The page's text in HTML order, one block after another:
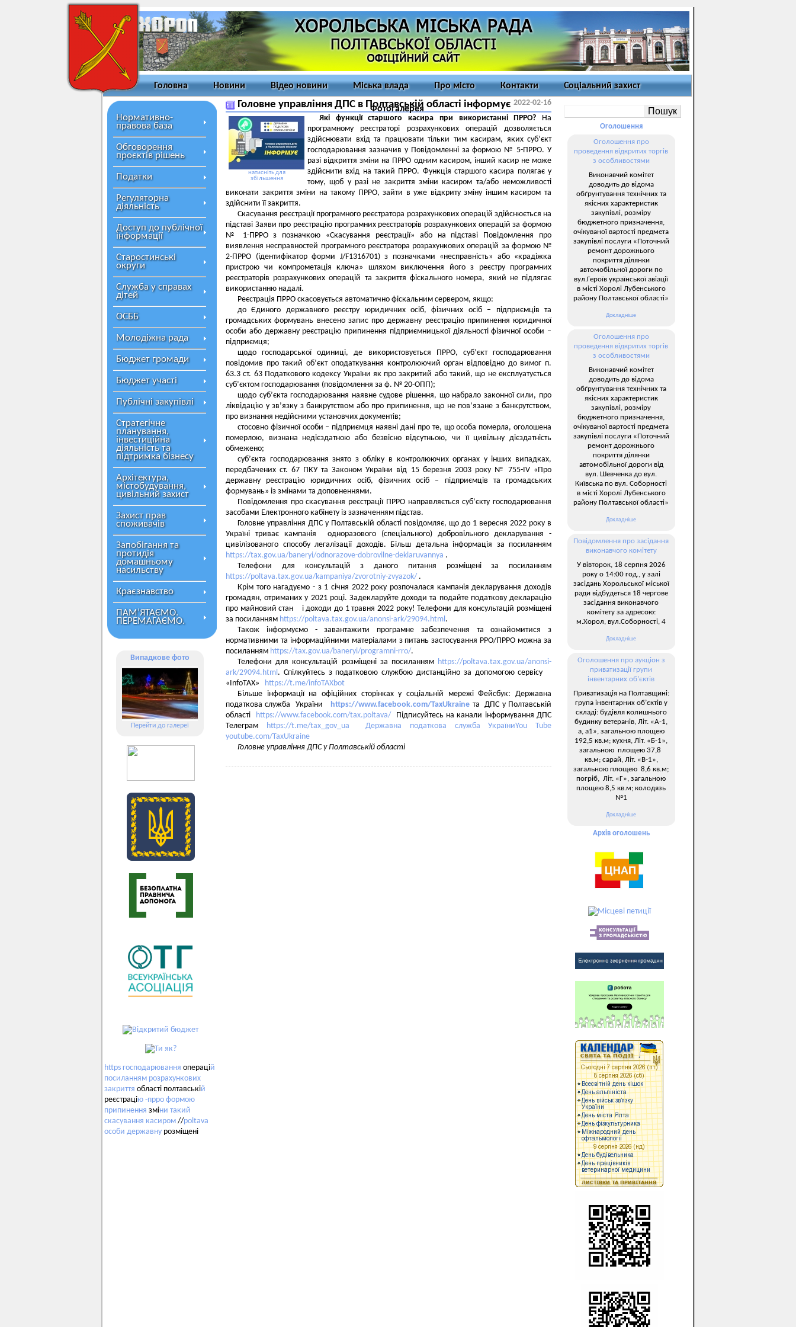
Головна Новини Відео новини Міська влада Про місто Контакти Соціальний захист
Фотогалерея
Нормативно-
правова база
Обговорення
проєктів рішень
Податки
Регуляторна
діяльність
Доступ до публічної
інформації
Старостинські
округи
Служба у справах
дітей
ОСББ
Молодіжна рада
Бюджет громади
Бюджет участі
Публічні закупівлі
Стратегічне
планування,
інвестиційна
діяльність та
підтримка бізнесу
Архітектура,
містобудування,
цивільний захист
Захист прав
споживачів
Запобігання та
протидія
домашньому
насильству
Краєзнавство
ПАМ’ЯТАЄМО.
ПЕРЕМАГАЄМО.
Випадкове фото
Перейти до галереї
https господарювання операцій
посиланням розрахункових
закриття області полтавській
реєстрацію -прро формою
припинення зміни такий
скасування касиром //poltava
особи державну розміщені
Головне управління ДПС в Полтавській області інформує 2022-02-16
натисніть для
збільшення
Які функції старшого касира при використанні ПРРО? На
програмному реєстраторі розрахункових операцій дозволяється
здійснювати вхід та працювати тільки тим касирам, яких суб’єкт
господарювання зазначив у Повідомленні за формою № 5-ПРРО. У
разі відкриття зміни на ПРРО одним касиром, інший касир не може
здійснити вхід на такий ПРРО. Функція старшого касира полягає у
тому, щоб у разі не закриття зміни касиром та/або неможливості
виконати закриття зміни на такому ПРРО, зайти в уже відкриту зміну іншим касиром та
здійснити її закриття.
Скасування реєстрації програмного реєстратора розрахункових операцій здійснюється на
підставі Заяви про реєстрацію програмних реєстраторів розрахункових операцій за формою
№ 1-ПРРО з позначкою «Скасування реєстрації» або на підставі Повідомлення про
виявлення несправностей програмного реєстратора розрахункових операцій за формою №
2-ПРРО (ідентифікатор форми J/F1316701) з позначками «несправність» або «крадіжка
пристрою чи компрометація ключа» шляхом виключення його з реєстру програмних
реєстраторів розрахункових операцій та закриття фіскального номера, який не підлягає
використанню надалі.
Реєстрація ПРРО скасовується автоматично фіскальним сервером, якщо:
до Єдиного державного реєстру юридичних осіб, фізичних осіб – підприємців та
громадських формувань внесено запис про державну реєстрацію припинення юридичної
особи або державну реєстрацію припинення підприємницької діяльності фізичної особи –
підприємця;
щодо господарської одиниці, де використовується ПРРО, суб’єкт господарювання
повідомив про такий об’єкт оподаткування контролюючий орган відповідно до вимог п.
63.3 ст. 63 Податкового кодексу України як про закритий або такий, що не експлуатується
суб’єктом господарювання (повідомлення за ф. № 20-ОПП);
щодо суб’єкта господарювання наявне судове рішення, що набрало законної сили, про
ліквідацію у зв’язку з банкрутством або про припинення, що не пов’язане з банкрутством,
про визнання недійсними установчих документів;
стосовно фізичної особи – підприємця наявні дані про те, що особа померла, оголошена
померлою, визнана недієздатною або безвісно відсутньою, чи її цивільну дієздатність
обмежено;
суб’єкта господарювання знято з обліку в контролюючих органах у інших випадках,
передбачених ст. 67 ПКУ та Законом України від 15 березня 2003 року № 755-IV «Про
державну реєстрацію юридичних осіб, фізичних осіб – підприємців та громадських
формувань» із змінами та доповненнями.
Повідомлення про скасування реєстрації ПРРО направляється суб’єкту господарювання
засобами Електронного кабінету із зазначенням підстав.
Головне управління ДПС у Полтавській області повідомляє, що до 1 вересня 2022 року в
Україні триває кампанія одноразового (спеціального) добровільного декларування -
цивілізованого способу легалізації доходів. Більш детальна інформація за посиланням
https://tax.gov.ua/baneryi/odnorazove-dobrovilne-deklaruvannya .
Телефони для консультацій з даного питання розміщені за посиланням
https://poltava.tax.gov.ua/kampaniya/zvorotniy-zvyazok/ .
Крім того нагадуємо - з 1 січня 2022 року розпочалася кампанія декларування доходів
громадян, отриманих у 2021 році. Задекларуйте доходи та подайте податкову декларацію
про майновий стан і доходи до 1 травня 2022 року! Телефони для консультацій розміщені
за посиланням https://poltava.tax.gov.ua/anonsi-ark/29094.html.
Також інформуємо - завантажити програмне забезпечення та ознайомитися з
нормативними та інформаційними матеріалами з питань застосування РРО/ПРРО можна за
посиланням https://tax.gov.ua/baneryi/programni-rro/.
Телефони для консультацій розміщені за посиланням https://poltava.tax.gov.ua/anonsi-
ark/29094.html. Спілкуйтесь з податковою службою дистанційно за допомогою сервісу
«InfoTAX» https://t.me/infoTAXbot
Більше інформації на офіційних сторінках у соціальній мережі Фейсбук: Державна
податкова служба України https://www.facebook.com/TaxUkraine та ДПС у Полтавській
області https://www.facebook.com/tax.poltava/Підписуйтесь на канали інформування ДПС
Телеграм https://t.me/tax_gov_ua
Державна податкова служба УкраїниYou Tube
youtube.com/TaxUkraine
Головне управління ДПС у Полтавській області
Оголошення
Оголошення про
проведення відкритих торгів
з особливостями
Виконавчий комітет
доводить до відома
обґрунтування технічних та
якісних характеристик
закупівлі, розміру
бюджетного призначення,
очікуваної вартості предмета
закупівлі послуги «Поточний
ремонт дорожнього
покриття ділянки
автомобільної дороги по
вул.Героїв української авіації
в місті Хоролі Лубенського
району Полтавської області»
Докладніше
Оголошення про
проведення відкритих торгів
з особливостями
Виконавчий комітет
доводить до відома
обґрунтування технічних та
якісних характеристик
закупівлі, розміру
бюджетного призначення,
очікуваної вартості предмета
закупівлі послуги «Поточний
ремонт дорожнього
покриття ділянки
автомобільної дороги від
вул. Шевченка до вул.
Київська по вул. Соборності
в місті Хоролі Лубенського
району Полтавської області»
Докладніше
Повідомлення про засідання
виконавчого комітету
У вівторок, 18 серпня 2026
року о 14:00 год., у залі
засідань Хорольської міської
ради відбудеться 18 чергове
засідання виконавчого
комітету за адресою:
м.Хорол, вул.Соборності, 4
Докладніше
Оголошення про аукціон з
приватизації групи
інвентарних об’єктів
Приватизація на Полтавщині:
група інвентарних об’єктів у
складі: будівля колишнього
будинку ветеранів, Літ. «А-1,
а, а1», загальною площею
192,5 кв.м; кухня, Літ. «Б-1»,
загальною площею 37,8
кв.м; сарай, Літ. «В-1»,
загальною площею 8,6 кв.м;
погріб, Літ. «Г», загальною
площею 8,5 кв.м; колодязь
№1
Докладніше
Архів оголошень